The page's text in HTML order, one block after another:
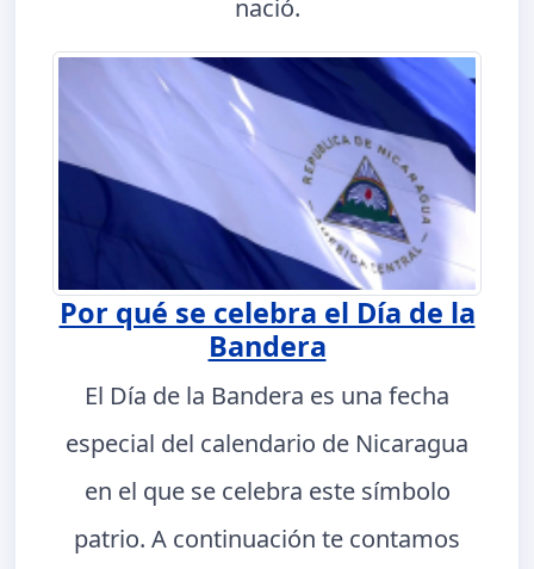
nació.
Por qué se celebra el Día de la
Bandera
El Día de la Bandera es una fecha
especial del calendario de Nicaragua
en el que se celebra este símbolo
patrio. A continuación te contamos